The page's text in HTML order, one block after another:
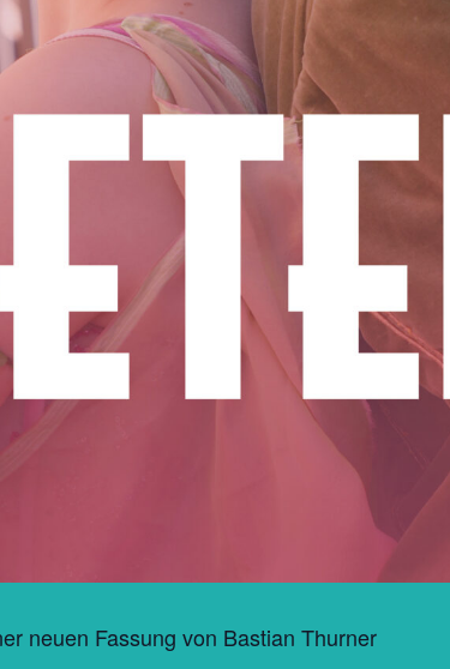
neuen Fassung von Bastian Thurner